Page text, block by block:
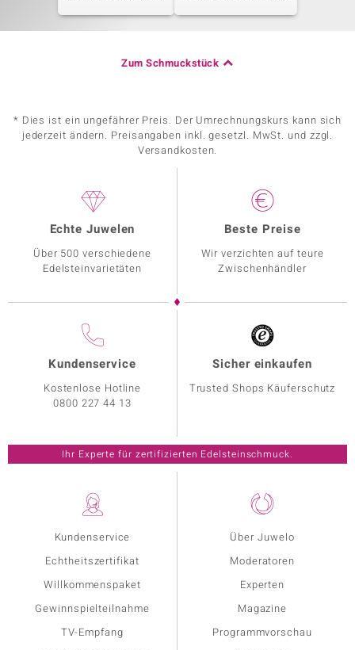
Zum Schmuckstück
* Dies ist ein ungefährer Preis. Der Umrechnungskurs kann sich
jederzeit ändern. Preisangaben inkl. gesetzl. MwSt. und zzgl.
Versandkosten.
Kundenservice
Echtheitszertifikat
Willkommenspaket
Gewinnspielteilnahme
TV-Empfang
Über Juwelo
Moderatoren
Experten
Magazine
Programmvorschau
Echte Juwelen
Über 500 verschiedene
Edelsteinvarietäten
Beste Preise
Wir verzichten auf teure
Zwischenhändler
Kundenservice
Kostenlose Hotline
0800 227 44 13
Sicher einkaufen
Trusted Shops Käuferschutz
Ihr Experte für zertifizierten Edelsteinschmuck.